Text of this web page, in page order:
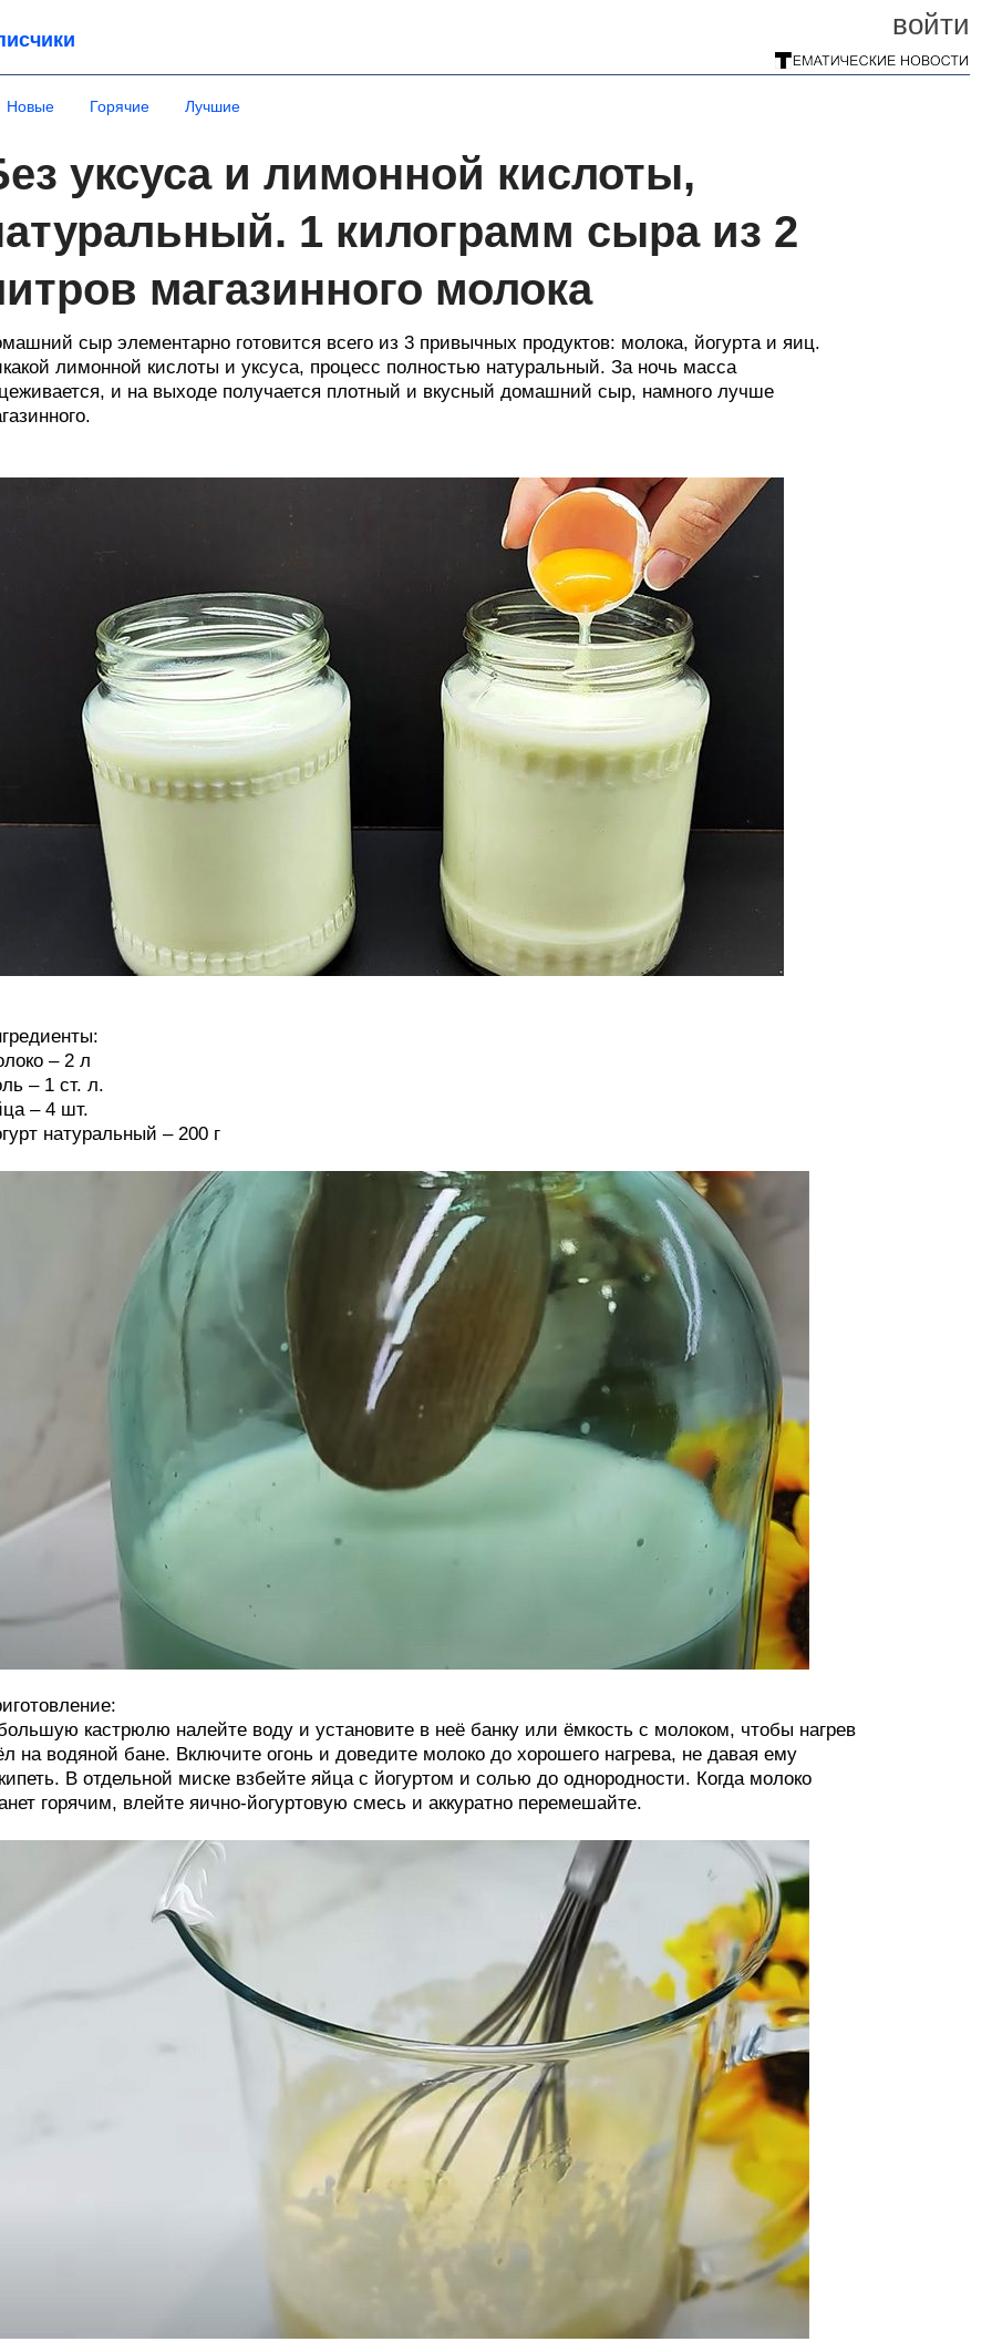
войти
Новые Горячие Лучшие
уксуса и лимонной кислоты,
1 килограмм сыра из 2
магазинного молока
сыр элементарно готовится всего из 3 привычных продуктов: молока, йогурта и яиц.
лимонной кислоты и уксуса, процесс полностью натуральный. За ночь масса
и на выходе получается плотный и вкусный домашний сыр, намного лучше
– 2 л
– 1 ст. л.
– 4 шт.
натуральный – 200 г
кастрюлю налейте воду и установите в неё банку или ёмкость с молоком, чтобы нагрев
на водяной бане. Включите огонь и доведите молоко до хорошего нагрева, не давая ему
В отдельной миске взбейте яйца с йогуртом и солью до однородности. Когда молоко
горячим, влейте яично-йогуртовую смесь и аккуратно перемешайте.